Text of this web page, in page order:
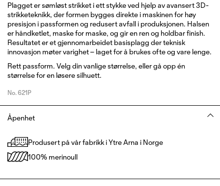
Plagget er sømløst strikket i ett stykke ved hjelp av avansert 3D-
strikketeknikk, der formen bygges direkte i maskinen for høy
presisjon i passformen og redusert avfall i produksjonen. Halsen
er håndketlet, maske for maske, og gir en ren og holdbar finish.
Resultatet er et gjennomarbeidet basisplagg der teknisk
innovasjon møter varighet – laget for å brukes ofte og vare lenge.
Rett passform. Velg din vanlige størrelse, eller gå opp én
størrelse for en løsere silhuett.
No.621P
Åpenhet
Produsert på vår fabrikk i Ytre Arna i Norge
100% merinoull